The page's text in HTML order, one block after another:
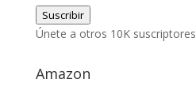
correo
electrónico
Suscribir
Únete a otros 10K suscriptores
Amazon